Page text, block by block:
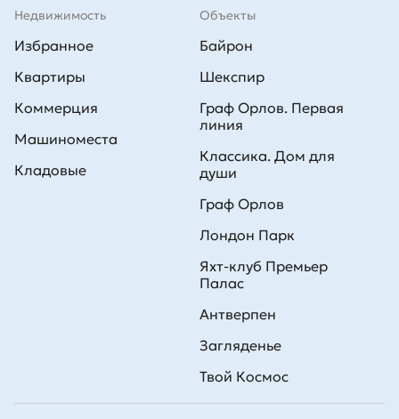
Недвижимость
Избранное
Квартиры
Коммерция
Машиноместа
Кладовые
Объекты
Байрон
Шекспир
Граф Орлов. Первая
линия
Классика. Дом для
души
Граф Орлов
Лондон Парк
Яхт-клуб Премьер
Палас
Антверпен
Загляденье
Твой Космос